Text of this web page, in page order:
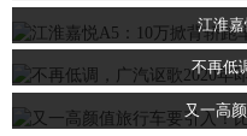
江淮
不再低
又一高